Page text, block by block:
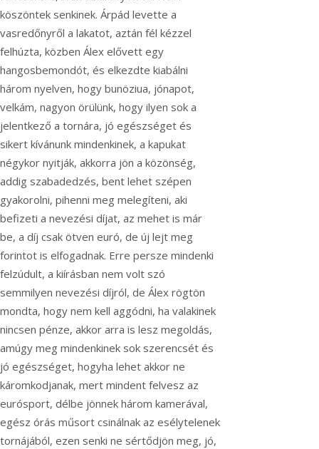
köszöntek senkinek. Árpád levette a
vasredőnyről a lakatot, aztán fél kézzel
felhúzta, közben Álex elővett egy
hangosbemondót, és elkezdte kiabálni
három nyelven, hogy bunöziua, jónapot,
velkám, nagyon örülünk, hogy ilyen sok a
jelentkező a tornára, jó egészséget és
sikert kívánunk mindenkinek, a kapukat
négykor nyitják, akkorra jön a közönség,
addig szabadedzés, bent lehet szépen
gyakorolni, pihenni meg melegíteni, aki
befizeti a nevezési díjat, az mehet is már
be, a díj csak ötven euró, de új lejt meg
forintot is elfogadnak. Erre persze mindenki
felzúdult, a kiírásban nem volt szó
semmilyen nevezési díjról, de Álex rögtön
mondta, hogy nem kell aggódni, ha valakinek
nincsen pénze, akkor arra is lesz megoldás,
amúgy meg mindenkinek sok szerencsét és
jó egészséget, hogyha lehet akkor ne
káromkodjanak, mert mindent felvesz az
eurósport, délbe jönnek három kamerával,
egész órás műsort csinálnak az esélytelenek
tornájából, ezen senki ne sértődjön meg, jó,